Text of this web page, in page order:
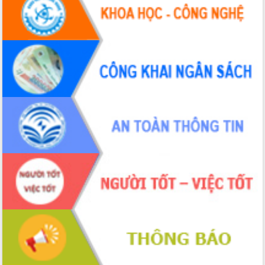
Tháo gỡ những vướng mắc, đẩy mạnh
công tác cải cách thủ tục hành chính
tại Trung tâm Phục vụ hành chính
công tỉnh
Đắk Lắk: Tôn vinh 46 giải pháp tại Hội
thi Sáng tạo Kỹ thuật 2024 - 2025
Đắk Lắk rà soát, điều chỉnh Đề án 190
về phát triển nuôi trồng thủy sản
Phó Chủ tịch UBND tỉnh Đắk Lắk
Trương Công Thái kiểm tra thực địa
Dự án cao tốc Khánh Hòa - Buôn Ma
Định vị cà phê Việt Nam như một “di
sản sống” trong dòng chảy toàn cầu
Xây dựng nông thôn mới: Nâng cao đời
sống người dân từ những mô hình thiết
Quyết liệt tháo gỡ vướng mắc, đẩy
nhanh tiến độ các dự án trọng điểm
trong Khu kinh tế Nam Phú Yên